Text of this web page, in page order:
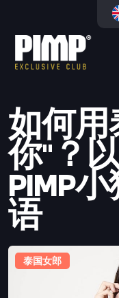
如何用
你"？
PIMP
语
泰国女郎